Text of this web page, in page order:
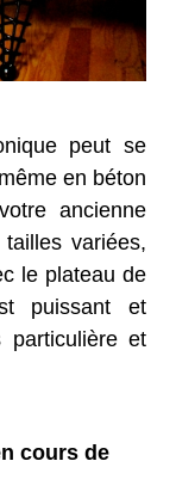
peut se
en béton
ancienne
variées,
le plateau de
puissant et
particulière et
cours de